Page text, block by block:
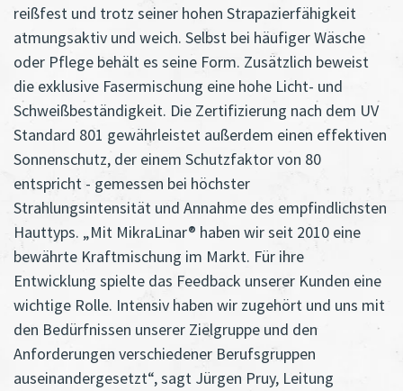
reißfest und trotz seiner hohen Strapazierfähigkeit
atmungsaktiv und weich. Selbst bei häufiger Wäsche
oder Pflege behält es seine Form. Zusätzlich beweist
die exklusive Fasermischung eine hohe Licht- und
Schweißbeständigkeit. Die Zertifizierung nach dem UV
Standard 801 gewährleistet außerdem einen effektiven
Sonnenschutz, der einem Schutzfaktor von 80
entspricht - gemessen bei höchster
Strahlungsintensität und Annahme des empfindlichsten
Hauttyps. „Mit MikraLinar® haben wir seit 2010 eine
bewährte Kraftmischung im Markt. Für ihre
Entwicklung spielte das Feedback unserer Kunden eine
wichtige Rolle. Intensiv haben wir zugehört und uns mit
den Bedürfnissen unserer Zielgruppe und den
Anforderungen verschiedener Berufsgruppen
auseinandergesetzt“, sagt Jürgen Pruy, Leitung